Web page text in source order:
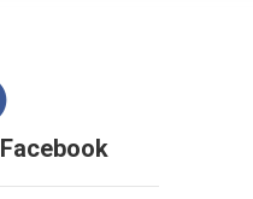
Facebook